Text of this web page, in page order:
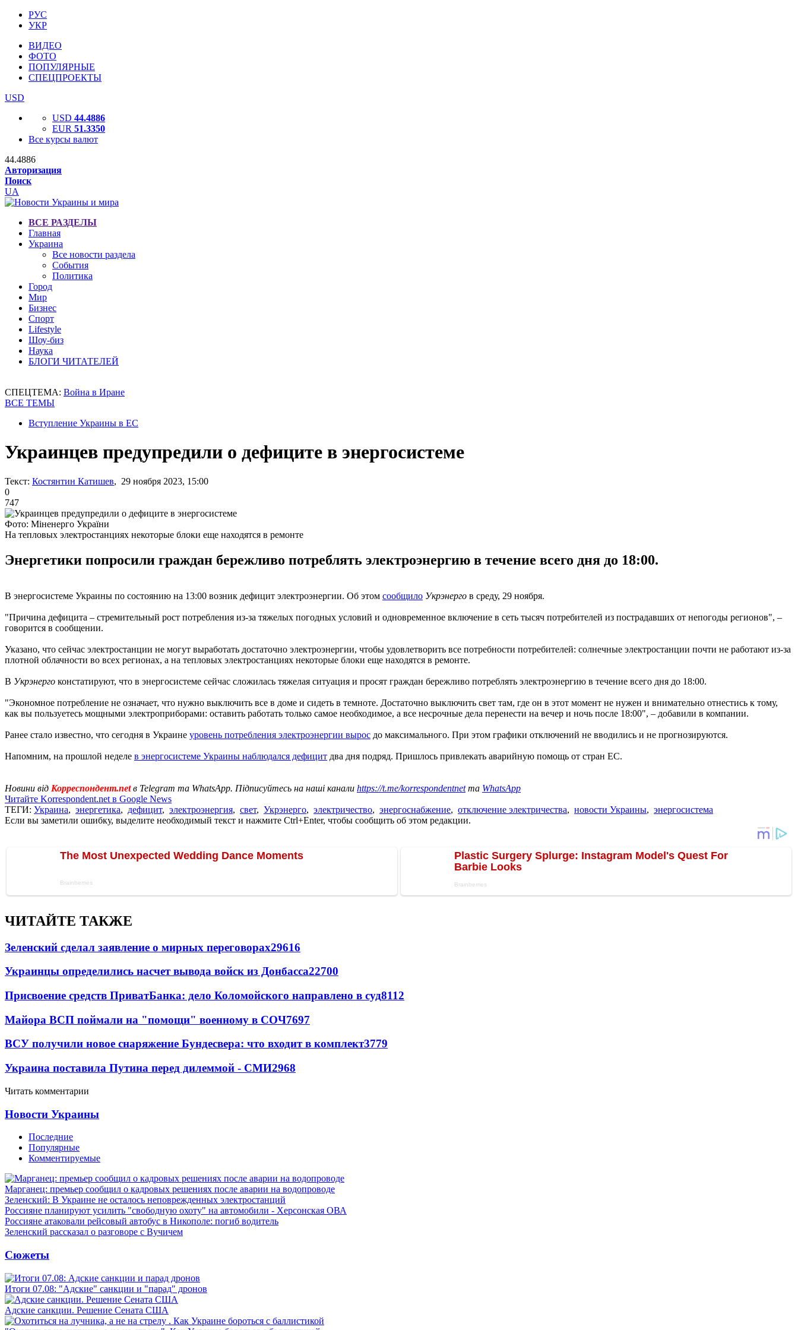
РУС
УКР
ВИДЕО
ФОТО
ПОПУЛЯРНЫЕ
СПЕЦПРОЕКТЫ
USD
USD 44.4886
EUR 51.3350
Все курсы валют
44.4886
Авторизация
Поиск
UA
ВСЕ РАЗДЕЛЫ
Главная
Украина
Все новости раздела
События
Политика
Город
Мир
Бизнес
Спорт
Lifestyle
Шоу-биз
Наука
БЛОГИ ЧИТАТЕЛЕЙ
СПЕЦТЕМА: Война в Иране
ВСЕ ТЕМЫ
Вступление Украины в ЕС
Украинцев предупредили о дефиците в энергосистеме
Текст: Костянтин Катишев, 29 ноября 2023, 15:00
0
747
Фото: Міненерго України
На тепловых электростанциях некоторые блоки еще находятся в ремонте
Энергетики попросили граждан бережливо потреблять электроэнергию в течение всего дня до 18:00.
В энергосистеме Украины по состоянию на 13:00 возник дефицит электроэнергии. Об этом сообщило Укрэнерго в среду, 29 ноября.
"Причина дефицита – стремительный рост потребления из-за тяжелых погодных условий и одновременное включение в сеть тысяч потребителей из пострадавших от непогоды регионов", –
говорится в сообщении.
Указано, что сейчас электростанции не могут выработать достаточно электроэнергии, чтобы удовлетворить все потребности потребителей: солнечные электростанции почти не работают из-за
плотной облачности во всех регионах, а на тепловых электростанциях некоторые блоки еще находятся в ремонте.
В Укрэнерго констатируют, что в энергосистеме сейчас сложилась тяжелая ситуация и просят граждан бережливо потреблять электроэнергию в течение всего дня до 18:00.
"Экономное потребление не означает, что нужно выключить все в доме и сидеть в темноте. Достаточно выключить свет там, где он в этот момент не нужен и внимательно отнестись к тому,
как вы пользуетесь мощными электроприборами: оставить работать только самое необходимое, а все несрочные дела перенести на вечер и ночь после 18:00", – добавили в компании.
Ранее стало известно, что сегодня в Украине уровень потребления электроэнергии вырос до максимального. При этом графики отключений не вводились и не прогнозируются.
Напомним, на прошлой неделе в энергосистеме Украины наблюдался дефицит два дня подряд. Пришлось привлекать аварийную помощь от стран ЕС.
Новини від Корреспондент.netв Telegram та WhatsApp. Підписуйтесь на наші канали https://t.me/korrespondentnetта WhatsApp
Читайте Korrespondent.net в Google News
ТЕГИ: Украина, энергетика, дефицит, электроэнергия, свет, Укрэнерго, электричество, энергоснабжение, отключение электричества, новости Украины, энергосистема
Если вы заметили ошибку, выделите необходимый текст и нажмите Ctrl+Enter, чтобы сообщить об этом редакции.
ЧИТАЙТЕ ТАКЖЕ
Зеленский сделал заявление о мирных переговорах29616
Украинцы определились насчет вывода войск из Донбасса22700
Присвоение средств ПриватБанка: дело Коломойского направлено в суд8112
Майора ВСП поймали на "помощи" военному в СОЧ7697
ВСУ получили новое снаряжение Бундесвера: что входит в комплект3779
Украина поставила Путина перед дилеммой - СМИ2968
Читать комментарии
Новости Украины
Последние
Популярные
Комментируемые
Марганец: премьер сообщил о кадровых решениях после аварии на водопроводе
Зеленский: В Украине не осталось неповрежденных электростанций
Россияне планируют усилить "свободную охоту" на автомобили - Херсонская ОВА
Россияне атаковали рейсовый автобус в Никополе: погиб водитель
Зеленский рассказал о разговоре с Вучичем
Сюжеты
Итоги 07.08: "Адские" санкции и "парад" дронов
Адские санкции. Решение Сената США